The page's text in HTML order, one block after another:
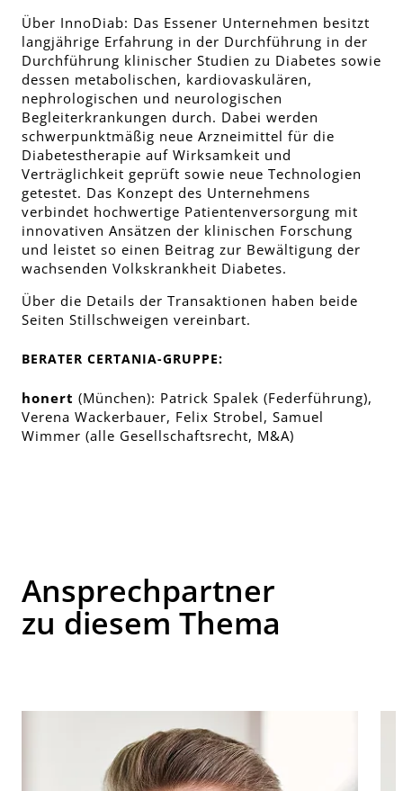
Über InnoDiab: Das Essener Unternehmen besitzt
langjährige Erfahrung in der Durchführung in der
Durchführung klinischer Studien zu Diabetes sowie
dessen metabolischen, kardiovaskulären,
nephrologischen und neurologischen
Begleiterkrankungen durch. Dabei werden
schwerpunktmäßig neue Arzneimittel für die
Diabetestherapie auf Wirksamkeit und
Verträglichkeit geprüft sowie neue Technologien
getestet. Das Konzept des Unternehmens
verbindet hochwertige Patientenversorgung mit
innovativen Ansätzen der klinischen Forschung
und leistet so einen Beitrag zur Bewältigung der
wachsenden Volkskrankheit Diabetes.
Über die Details der Transaktionen haben beide
Seiten Stillschweigen vereinbart.
BERATER CERTANIA-GRUPPE:
honert (München): Patrick Spalek (Federführung),
Verena Wackerbauer, Felix Strobel, Samuel
Wimmer (alle Gesellschaftsrecht, M&A)
Ansprechpartner
zu diesem Thema